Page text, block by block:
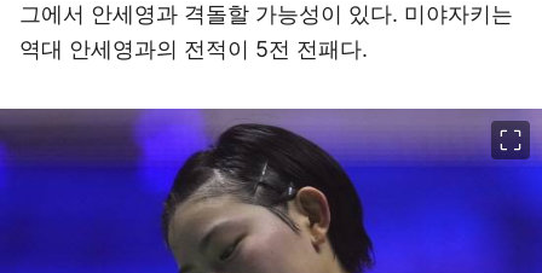
그에서 안세영과 격돌할 가능성이 있다. 미야자키는
역대 안세영과의 전적이 5전 전패다.